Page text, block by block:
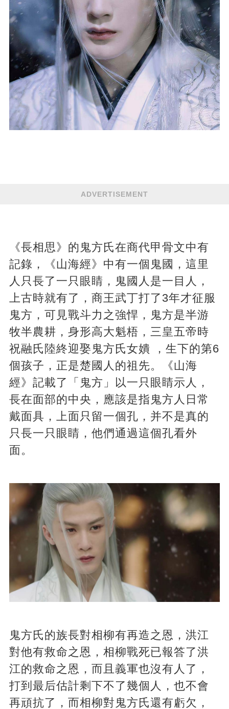
ADVERTISEMENT
《長相思》的鬼方氏在商代甲骨文中有
記錄，《山海經》中有一個鬼國，這里
人只長了一只眼睛，鬼國人是一目人，
上古時就有了，商王武丁打了3年才征服
鬼方，可見戰斗力之強悍，鬼方是半游
牧半農耕，身形高大魁梧，三皇五帝時
祝融氏陸終迎娶鬼方氏女嬇 ，生下的第6
個孩子，正是楚國人的祖先。《山海
經》記載了「鬼方」以一只眼睛示人，
長在面部的中央，應該是指鬼方人日常
戴面具，上面只留一個孔，并不是真的
只長一只眼睛，他們通過這個孔看外
面。
鬼方氏的族長對相柳有再造之恩，洪江
對他有救命之恩，相柳戰死已報答了洪
江的救命之恩，而且義軍也沒有人了，
打到最后估計剩下不了幾個人，也不會
再頑抗了，而相柳對鬼方氏還有虧欠，